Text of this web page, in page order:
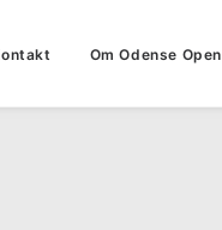
Om Odense Open